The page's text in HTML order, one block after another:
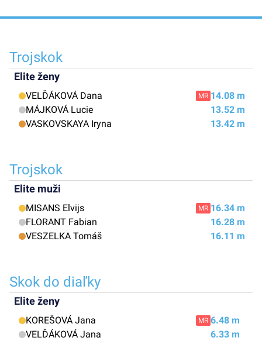
Trojskok
Elite ženy
VELĎÁKOVÁ Dana MR 14.08 m
MÁJKOVÁ Lucie
13.52 m
VASKOVSKAYA Iryna
13.42 m
Trojskok
Elite muži
MISANS Elvijs MR 16.34 m
FLORANT Fabian
16.28 m
VESZELKA Tomáš
16.11 m
Skok do diaľky
Elite ženy
KOREŠOVÁ Jana MR 6.48 m
VELĎÁKOVÁ Jana
6.33 m